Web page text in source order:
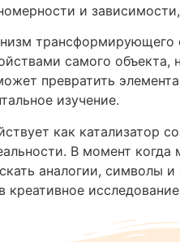
и
трансформирующего
самого
превратить
изучение.
как катализатор
В момент
аналогии, символы
креативное